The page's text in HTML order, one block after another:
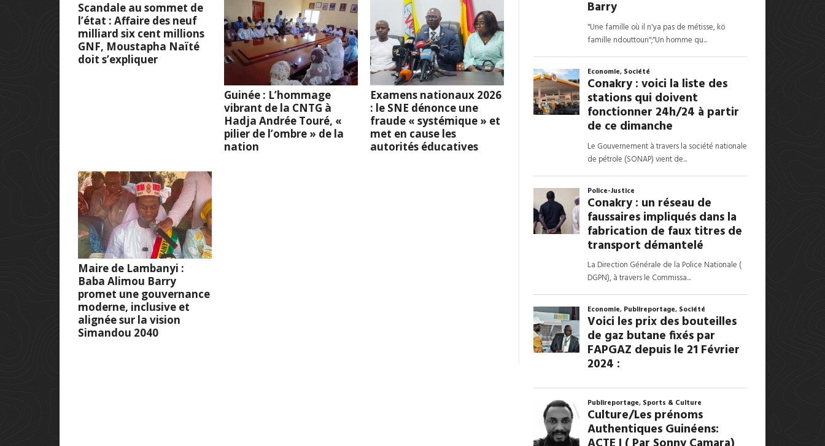
Scandale au sommet de
l’état : Affaire des neuf
milliard six cent millions
GNF, Moustapha Naïté
doit s’expliquer
Guinée : L’hommage
vibrant de la CNTG à
Hadja Andrée Touré, «
pilier de l’ombre » de la
nation
Examens nationaux 2026
: le SNE dénonce une
fraude « systémique » et
met en cause les
autorités éducatives
Maire de Lambanyi :
Baba Alimou Barry
promet une gouvernance
moderne, inclusive et
alignée sur la vision
Simandou 2040